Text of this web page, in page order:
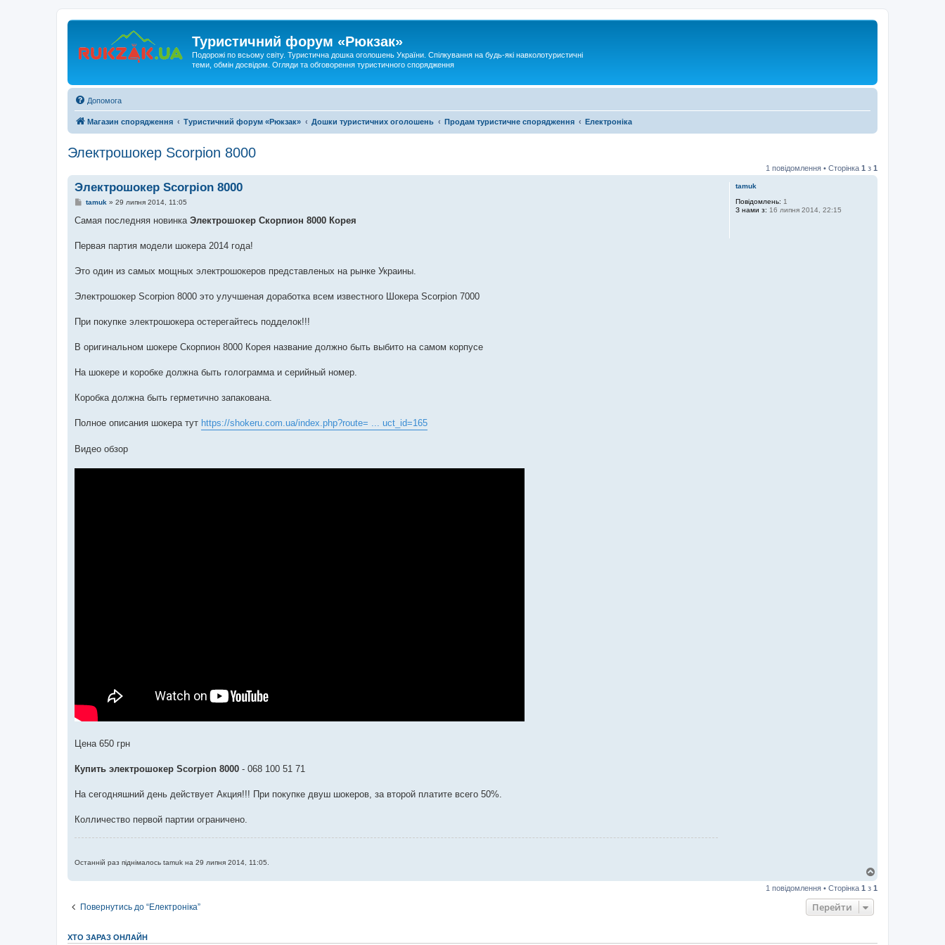
Туристичний форум «Рюкзак»
Подорожі по всьому світу. Туристична дошка оголошень України. Спілкування на будь-які навколотуристичні
теми, обмін досвідом. Огляди та обговорення туристичного спорядження
Допомога
Магазин спорядження Туристичний форум «Рюкзак» Дошки туристичних оголошень Продам туристичне спорядження Електроніка
Электрошокер Scorpion 8000
1 повідомлення • Сторінка 1 з 1
tamuk
Повідомлень: 1
З нами з: 16 липня 2014, 22:15
Электрошокер Scorpion 8000
П
в
о
м
е
я
tamuk » 29 липня 2014, 11:05
Самая последняя новинка Электрошокер Скорпион 8000 Корея
Первая партия модели шокера 2014 года!
Это один из самых мощных электрошокеров представленых на рынке Украины.
Электрошокер Scorpion 8000 это улучшеная доработка всем известного Шокера Scorpion 7000
При покупке электрошокера остерегайтесь подделок!!!
В оригинальном шокере Скорпион 8000 Корея название должно быть выбито на самом корпусе
На шокере и коробке должна быть голограмма и серийный номер.
Коробка должна быть герметично запакована.
Полное описания шокера тут https://shokeru.com.ua/index.php?route= ... uct_id=165
Видео обзор
Цена 650 грн
Купить электрошокер Scorpion 8000 - 068 100 51 71
На сегодняшний день действует Акция!!! При покупке двуш шокеров, за второй платите всего 50%.
Колличество первой партии ограничено.
Останній раз піднімалось tamuk на 29 липня 2014, 11:05.
г
1 повідомлення • Сторінка 1 з 1
Повернутись до “Електроніка” Перейти
ХТО ЗАРАЗ ОНЛАЙН